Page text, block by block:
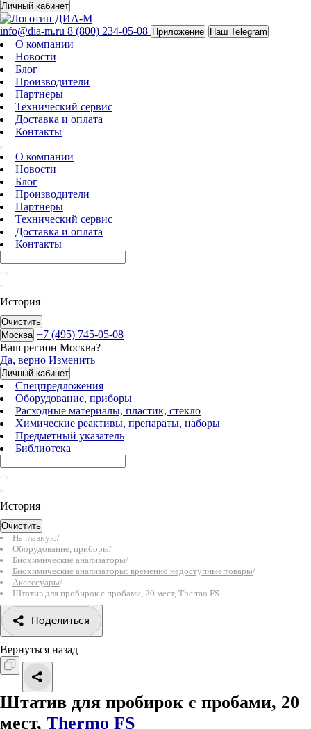
Личный кабинет
info@dia-m.ru 8 (800) 234-05-08 Приложение Наш Telegram
О компании
Новости
Блог
Производители
Партнеры
Технический сервис
Доставка и оплата
Контакты
О компании
Новости
Блог
Производители
Партнеры
Технический сервис
Доставка и оплата
Контакты
История
Очистить
Москва +7 (495) 745-05-08
Ваш регион Москва?
Да, верно Изменить
Личный кабинет
Спецпредложения
Оборудование, приборы
Расходные материалы, пластик, стекло
Химические реактивы, препараты, наборы
Предметный указатель
Библиотека
История
Очистить
На главную/
Оборудование, приборы/
Биохимические анализаторы/
Биохимические анализаторы: временно недоступные товары/
Аксессуары/
Штатив для пробирок с пробами, 20 мест, Thermo FS
Поделиться
Вернуться назад
Штатив для пробирок с пробами, 20
мест, Thermo FS